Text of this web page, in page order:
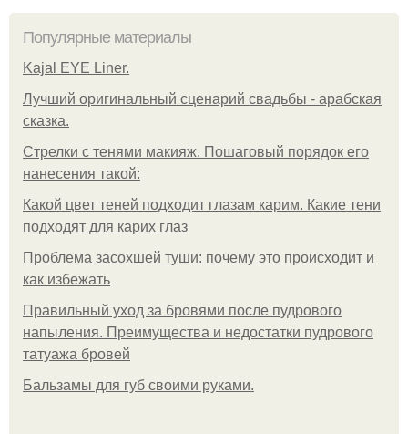
Популярные материалы
Kajal EYE Liner.
Лучший оригинальный сценарий свадьбы - арабская
сказка.
Стрелки с тенями макияж. Пошаговый порядок его
нанесения такой:
Какой цвет теней подходит глазам карим. Какие тени
подходят для карих глаз
Проблема засохшей туши: почему это происходит и
как избежать
Правильный уход за бровями после пудрового
напыления. Преимущества и недостатки пудрового
татуажа бровей
Бальзамы для губ своими руками.